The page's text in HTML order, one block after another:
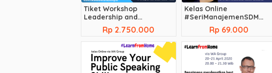
Tiket Workshop
Leadership and
Managerial Development
Rp 2.750.000
Kelas Online
#SeriManajemenSDM
“Cara Mudah Menyusun
Rp 69.000